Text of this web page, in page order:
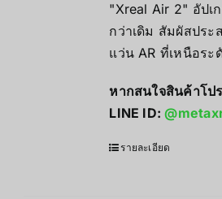
"Xreal Air 2" อัปเ
กว่าเดิม สัมผัสปร
แว่น AR ที่เหนือระ
หากสนใจสินค้าโป
LINE ID:
รายละเอียด